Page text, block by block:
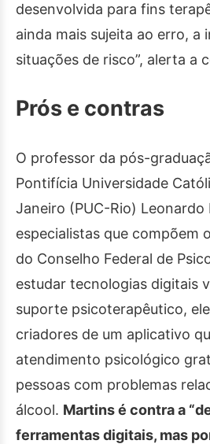
desenvolvida para fins
ainda mais sujeita ao erro, a
situações de risco”, alerta a
Prós e contras
O professor da pós-
Pontifícia Universidade
Janeiro (PUC-Rio)
especialistas que compõem
do Conselho Federal de
estudar tecnologias digitais
suporte psicoterapêutico,
criadores de um aplicativo
atendimento psicológico
pessoas com problemas
álcool. Martins é contra a
ferramentas digitais, mas